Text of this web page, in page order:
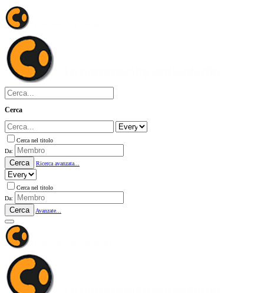
Cerca
Cerca nel titolo
Da:
Cerca Ricerca avanzata...
Cerca nel titolo
Da:
Cerca Avanzate...